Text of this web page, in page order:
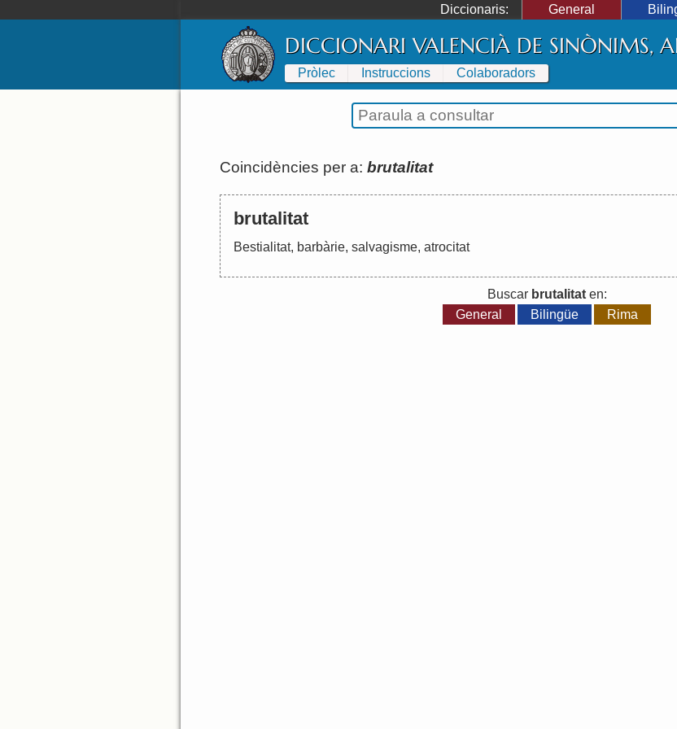
Diccionaris: General
DICCIONARI VALENCIÀ DE SINÒNIMS,
Pròlec Instruccions Colaboradors
Coincidències per a: brutalitat
brutalitat
Bestialitat, barbàrie, salvagisme, atrocitat
Buscar brutalitaten:
General
Bilingüe Rima